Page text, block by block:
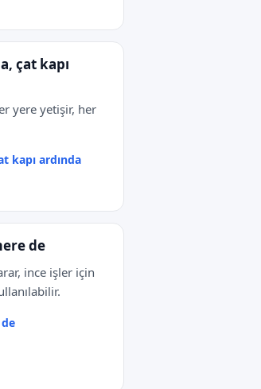
çat kapı
yere yetişir, her
kapı ardında
de
ince işler için